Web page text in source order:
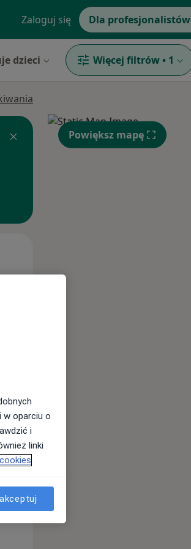
Zaloguj się Dla profesjonalistów
dzieci Więcej filtrów • 1
Wt,
11 Sie
Powiększ mapę
w oparciu o
i
linki